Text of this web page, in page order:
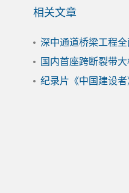
相关文章
深中通道桥梁工程
国内首座跨断裂带
纪录片《中国建设